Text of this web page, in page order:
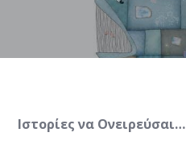
Ιστορίες να Ονειρεύσαι…